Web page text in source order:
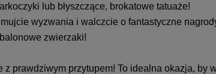
lub błyszczące, brokatowe tatuaże!
wyzwania i walczcie o fantastyczne
zwierzaki!
prawdziwym przytupem! To idealna okazja, by